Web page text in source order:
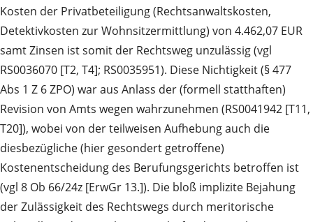
Kosten der Privatbeteiligung (Rechtsanwaltskosten,
Detektivkosten zur Wohnsitzermittlung) von 4.462,07 EUR
samt Zinsen ist somit der Rechtsweg unzulässig (vgl
RS0036070 [T2, T4]; RS0035951). Diese Nichtigkeit (§ 477
Abs 1 Z 6 ZPO) war aus Anlass der (formell statthaften)
Revision von Amts wegen wahrzunehmen (RS0041942 [T11,
T20]), wobei von der teilweisen Aufhebung auch die
diesbezügliche (hier gesondert getroffene)
Kostenentscheidung des Berufungsgerichts betroffen ist
(vgl 8 Ob 66/24z [ErwGr 13.]). Die bloß implizite Bejahung
der Zulässigkeit des Rechtswegs durch meritorische